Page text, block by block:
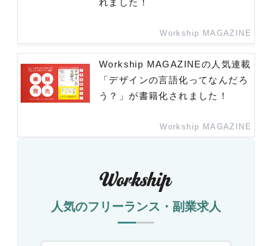
Workship MAGAZINE
Workship MAGAZINEの人気連載
「デザインの言語化ってなんだろ
う？」が書籍化されました！
Workship MAGAZINE
人気のフリーランス・副業求人